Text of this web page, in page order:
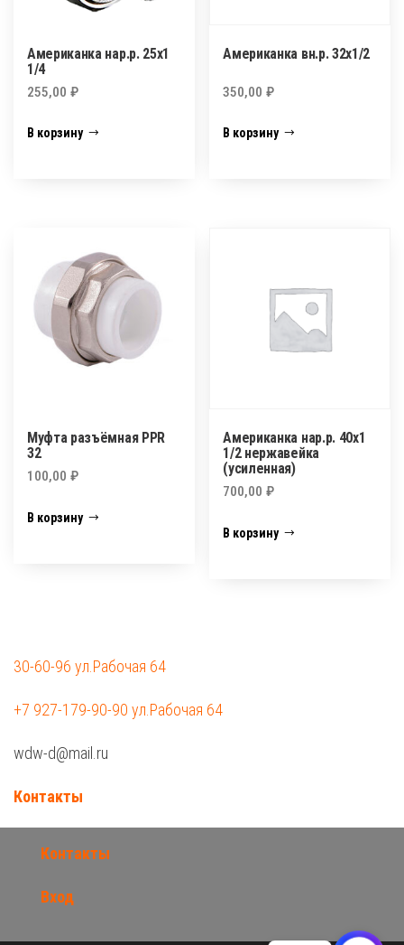
Американка нар.р. 25х1
1/4
255,00 ₽
В корзину
Американка вн.р. 32х1/2
350,00₽
В корзину
Муфта разъёмная PPR
32
100,00 ₽
В корзину
Американка нар.р. 40х1
1/2 нержавейка
(усиленная)
700,00₽
В корзину
30-60-96 ул.Рабочая 64
+7 927-179-90-90 ул.Рабочая 64
wdw-d@mail.ru
Контакты
Контакты
Вход